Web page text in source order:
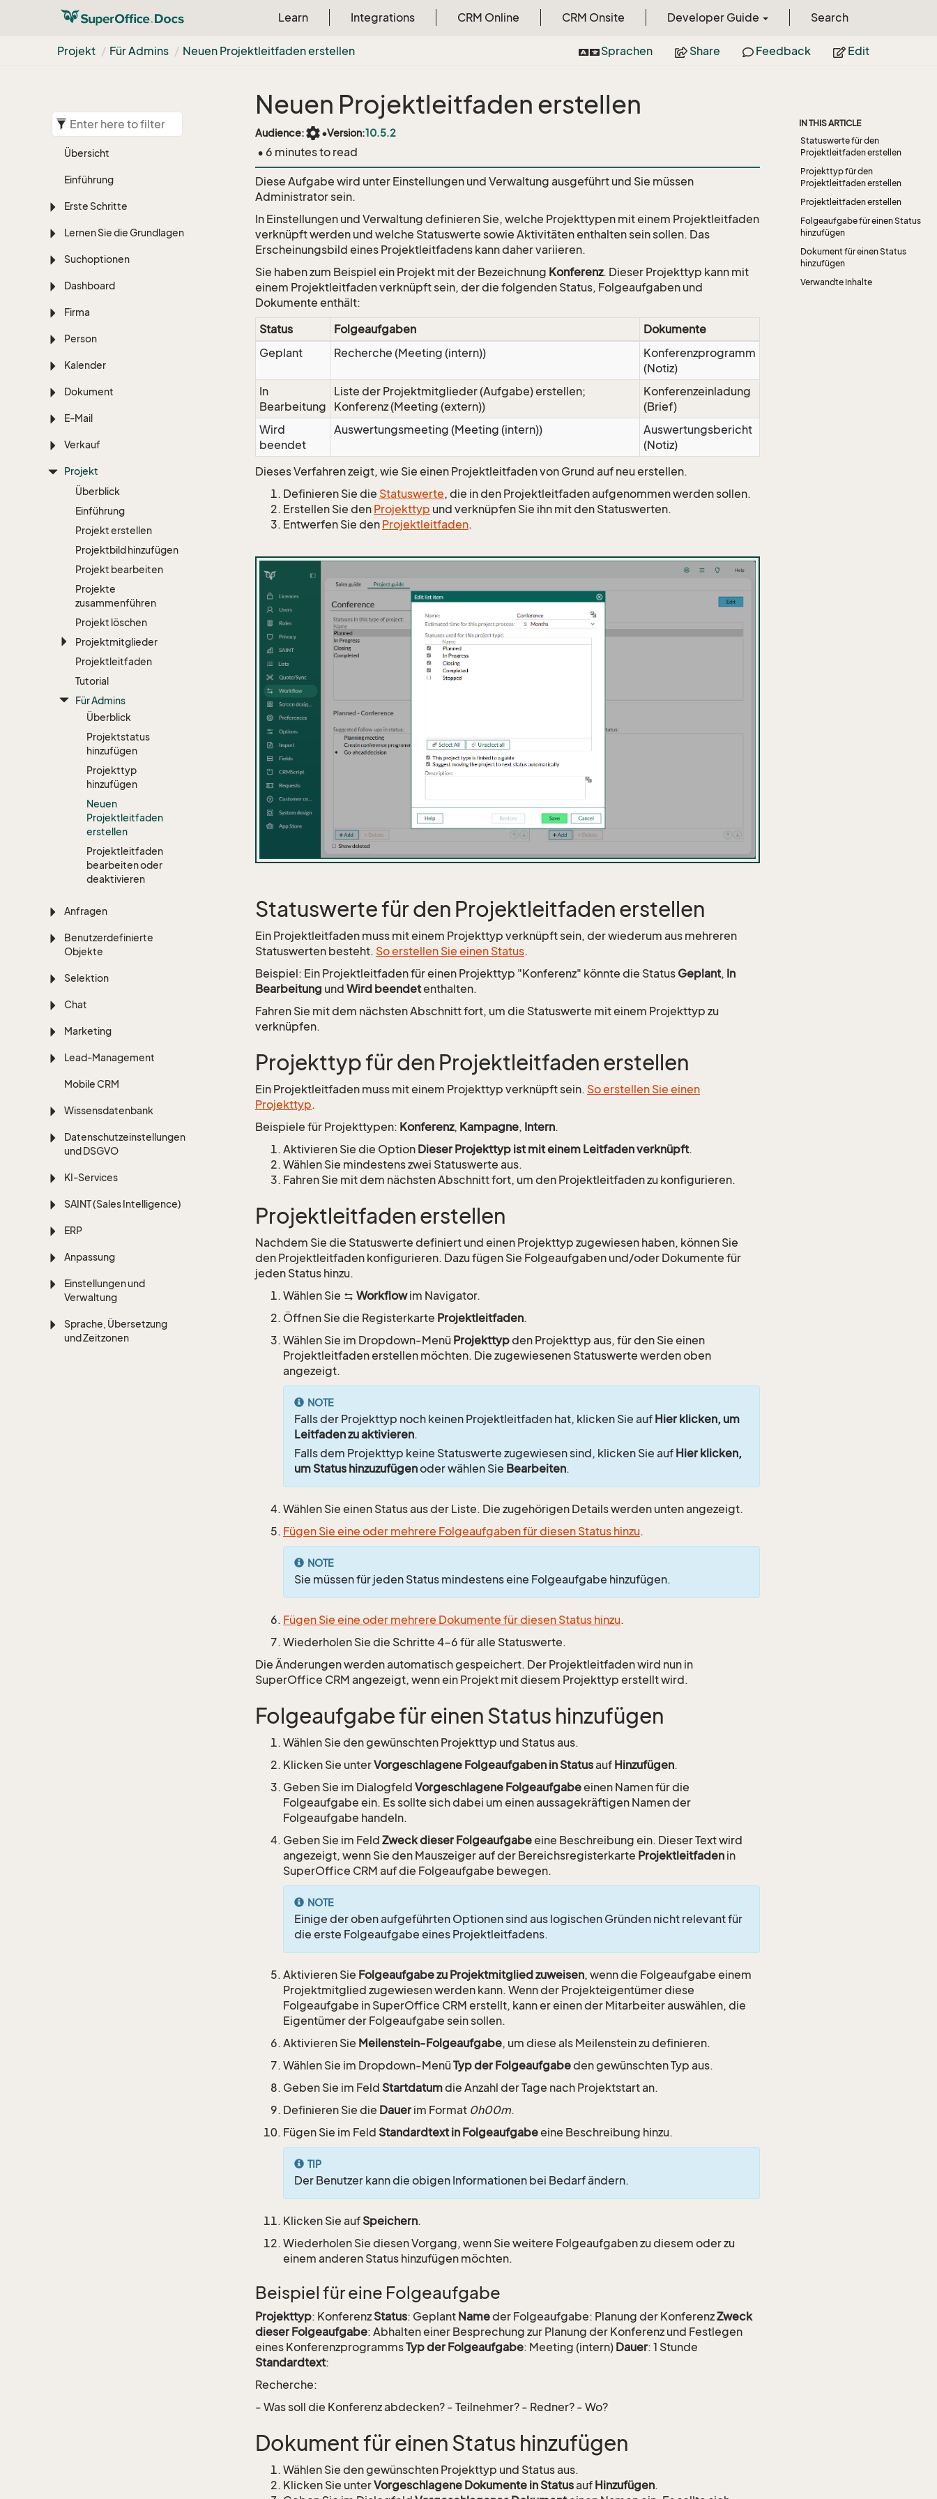
Learn Integrations CRM Online CRM Onsite Developer Guide Search
Projekt Für Admins Neuen Projektleitfaden erstellen Sprachen Share Feedback Edit
Übersicht
Einführung
Erste Schritte
Lernen Sie die Grundlagen
Suchoptionen
Dashboard
Firma
Person
Kalender
Dokument
E-Mail
Verkauf
Projekt
Überblick
Einführung
Projekt erstellen
Projektbild hinzufügen
Projekt bearbeiten
Projekte
zusammenführen
Projekt löschen
Projektmitglieder
Projektleitfaden
Tutorial
Für Admins
Überblick
Projektstatus
hinzufügen
Projekttyp
hinzufügen
Neuen
Projektleitfaden
erstellen
Projektleitfaden
bearbeiten oder
deaktivieren
Anfragen
Benutzerdefinierte
Objekte
Selektion
Chat
Marketing
Lead-Management
Mobile CRM
Wissensdatenbank
Datenschutzeinstellungen
und DSGVO
KI-Services
SAINT (Sales Intelligence)
ERP
Anpassung
Einstellungen und
Verwaltung
Sprache, Übersetzung
und Zeitzonen
Neuen Projektleitfaden erstellen
Audience:settings•Version:10.5.2
• 6 minutes to read
Diese Aufgabe wird unter Einstellungen und Verwaltung ausgeführt und Sie müssen
Administrator sein.
In Einstellungen und Verwaltung definieren Sie, welche Projekttypen mit einem Projektleitfaden
verknüpft werden und welche Statuswerte sowie Aktivitäten enthalten sein sollen. Das
Erscheinungsbild eines Projektleitfadens kann daher variieren.
Sie haben zum Beispiel ein Projekt mit der Bezeichnung Konferenz. Dieser Projekttyp kann mit
einem Projektleitfaden verknüpft sein, der die folgenden Status, Folgeaufgaben und
Dokumente enthält:
Status
Folgeaufgaben
Dokumente
Geplant
Recherche (Meeting (intern))
Konferenzprogramm
(Notiz)
In
Bearbeitung
Liste der Projektmitglieder (Aufgabe) erstellen;
Konferenz (Meeting (extern))
Konferenzeinladung
(Brief)
Wird
beendet
Auswertungsmeeting (Meeting (intern))
Auswertungsbericht
(Notiz)
Dieses Verfahren zeigt, wie Sie einen Projektleitfaden von Grund auf neu erstellen.
Definieren Sie die Statuswerte, die in den Projektleitfaden aufgenommen werden sollen.
Erstellen Sie den Projekttyp und verknüpfen Sie ihn mit den Statuswerten.
Entwerfen Sie den Projektleitfaden.
Statuswerte für den Projektleitfaden erstellen
Ein Projektleitfaden muss mit einem Projekttyp verknüpft sein, der wiederum aus mehreren
Statuswerten besteht. So erstellen Sie einen Status.
Beispiel: Ein Projektleitfaden für einen Projekttyp "Konferenz" könnte die Status Geplant, In
Bearbeitung und Wird beendetenthalten.
Fahren Sie mit dem nächsten Abschnitt fort, um die Statuswerte mit einem Projekttyp zu
verknüpfen.
Projekttyp für den Projektleitfaden erstellen
Ein Projektleitfaden muss mit einem Projekttyp verknüpft sein. So erstellen Sie einen
Projekttyp.
Beispiele für Projekttypen: Konferenz, Kampagne, Intern.
Aktivieren Sie die Option Dieser Projekttyp ist mit einem Leitfaden verknüpft.
Wählen Sie mindestens zwei Statuswerte aus.
Fahren Sie mit dem nächsten Abschnitt fort, um den Projektleitfaden zu konfigurieren.
Projektleitfaden erstellen
Nachdem Sie die Statuswerte definiert und einen Projekttyp zugewiesen haben, können Sie
den Projektleitfaden konfigurieren. Dazu fügen Sie Folgeaufgaben und/oder Dokumente für
jeden Status hinzu.
Wählen Sie
Workflowim Navigator.
Öffnen Sie die Registerkarte Projektleitfaden.
Wählen Sie im Dropdown-Menü Projekttypden Projekttyp aus, für den Sie einen
Projektleitfaden erstellen möchten. Die zugewiesenen Statuswerte werden oben
angezeigt.
NOTE
Falls der Projekttyp noch keinen Projektleitfaden hat, klicken Sie auf Hier klicken, um
Leitfaden zu aktivieren.
Falls dem Projekttyp keine Statuswerte zugewiesen sind, klicken Sie auf Hier klicken,
um Status hinzuzufügenoder wählen Sie Bearbeiten.
Wählen Sie einen Status aus der Liste. Die zugehörigen Details werden unten angezeigt.
Fügen Sie eine oder mehrere Folgeaufgaben für diesen Status hinzu.
NOTE
Sie müssen für jeden Status mindestens eine Folgeaufgabe hinzufügen.
Fügen Sie eine oder mehrere Dokumente für diesen Status hinzu.
Wiederholen Sie die Schritte 4-6 für alle Statuswerte.
Die Änderungen werden automatisch gespeichert. Der Projektleitfaden wird nun in
SuperOffice CRM angezeigt, wenn ein Projekt mit diesem Projekttyp erstellt wird.
Folgeaufgabe für einen Status hinzufügen
Wählen Sie den gewünschten Projekttyp und Status aus.
Klicken Sie unterVorgeschlagene Folgeaufgaben in Statusauf Hinzufügen.
Geben Sie im Dialogfeld Vorgeschlagene Folgeaufgabeeinen Namen für die
Folgeaufgabe ein. Es sollte sich dabei um einen aussagekräftigen Namen der
Folgeaufgabe handeln.
Geben Sie im Feld Zweck dieser Folgeaufgabeeine Beschreibung ein. Dieser Text wird
angezeigt, wenn Sie den Mauszeiger auf der Bereichsregisterkarte Projektleitfaden in
SuperOffice CRM auf die Folgeaufgabe bewegen.
NOTE
Einige der oben aufgeführten Optionen sind aus logischen Gründen nicht relevant für
die erste Folgeaufgabe eines Projektleitfadens.
Aktivieren Sie Folgeaufgabe zu Projektmitglied zuweisen, wenn die Folgeaufgabe einem
Projektmitglied zugewiesen werden kann. Wenn der Projekteigentümer diese
Folgeaufgabe in SuperOffice CRM erstellt, kann er einen der Mitarbeiter auswählen, die
Eigentümer der Folgeaufgabe sein sollen.
Aktivieren Sie Meilenstein-Folgeaufgabe, um diese als Meilenstein zu definieren.
Wählen Sie im Dropdown-MenüTyp der Folgeaufgabeden gewünschten Typ aus.
Geben Sie im Feld Startdatumdie Anzahl der Tage nach Projektstart an.
Definieren Sie die Dauer im Format 0h00m.
Fügen Sie im Feld Standardtext in Folgeaufgabeeine Beschreibung hinzu.
TIP
Der Benutzer kann die obigen Informationen bei Bedarf ändern.
Klicken Sie auf Speichern.
Wiederholen Sie diesen Vorgang, wenn Sie weitere Folgeaufgaben zu diesem oder zu
einem anderen Status hinzufügen möchten.
Beispiel für eine Folgeaufgabe
Projekttyp: Konferenz Status: Geplant Nameder Folgeaufgabe: Planung der KonferenzZweck
dieser Folgeaufgabe: Abhalten einer Besprechung zur Planung der Konferenz und Festlegen
eines KonferenzprogrammsTyp der Folgeaufgabe: Meeting (intern) Dauer: 1 Stunde
Standardtext:
Recherche:
- Was soll die Konferenz abdecken? - Teilnehmer? - Redner? - Wo?
Dokument für einen Status hinzufügen
Wählen Sie den gewünschten Projekttyp und Status aus.
Klicken Sie unterVorgeschlagene Dokumente in Statusauf Hinzufügen.
IN THIS ARTICLE
Statuswerte für den
Projektleitfaden erstellen
Projekttyp für den
Projektleitfaden erstellen
Projektleitfaden erstellen
Folgeaufgabe für einen Status
hinzufügen
Dokument für einen Status
hinzufügen
Verwandte Inhalte